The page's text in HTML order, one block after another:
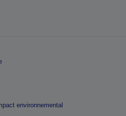
environnemental